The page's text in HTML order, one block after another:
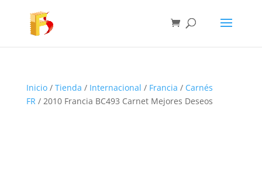
Inicio/ Tienda / Internacional / Francia / Carnés
FR/ 2010 Francia BC493 Carnet Mejores Deseos